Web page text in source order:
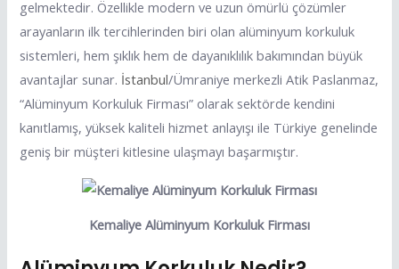
gelmektedir. Özellikle modern ve uzun ömürlü çözümler
arayanların ilk tercihlerinden biri olan alüminyum korkuluk
sistemleri, hem şıklık hem de dayanıklılık bakımından büyük
avantajlar sunar. İstanbul/Ümraniye merkezli Atik Paslanmaz,
“Alüminyum Korkuluk Firması” olarak sektörde kendini
kanıtlamış, yüksek kaliteli hizmet anlayışı ile Türkiye genelinde
geniş bir müşteri kitlesine ulaşmayı başarmıştır.
Kemaliye Alüminyum Korkuluk Firması